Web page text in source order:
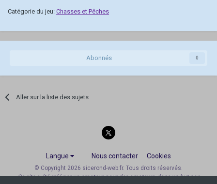
Catégorie du jeu: Chasses et Pêches
Abonnés 0
Aller sur la liste des sujets
Langue Nous contacter Cookies
© Copyright 2026 sicerond-web.fr. Tous droits réservés.
Ce site a été créé par un amateur, pour des amateurs, dans un but non